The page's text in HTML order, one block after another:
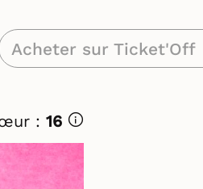
Acheter sur Ticket'Off
: 16